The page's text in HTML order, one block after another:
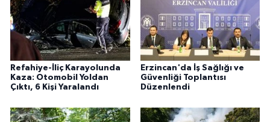
Refahiye-İliç Karayolunda
Kaza: Otomobil Yoldan
Çıktı, 6 Kişi Yaralandı
Erzincan'da İş Sağlığı ve
Güvenliği Toplantısı
Düzenlendi